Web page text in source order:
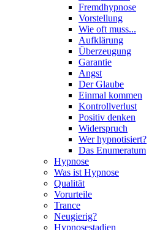
Fremdhypnose
Vorstellung
Wie oft muss...
Aufklärung
Überzeugung
Garantie
Angst
Der Glaube
Einmal kommen
Kontrollverlust
Positiv denken
Widerspruch
Wer hypnotisiert?
Das Enumeratum
Hypnose
Was ist Hypnose
Qualität
Vorurteile
Trance
Neugierig?
Hypnosestadien